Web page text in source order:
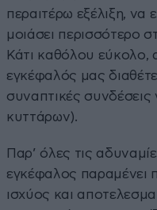
περαιτέρω εξέλιξη, να
μοιάσει περισσότερο
Κάτι καθόλου εύκολο,
εγκέφαλός μας
συναπτικές
κυττάρων).
Παρ’ όλες τις
εγκέφαλος παραμένει
ισχύος και